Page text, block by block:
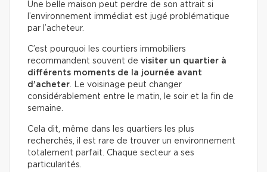
Une belle maison peut perdre de son attrait si
l’environnement immédiat est jugé problématique
par l’acheteur.
C’est pourquoi les courtiers immobiliers
recommandent souvent de visiter un quartier à
différents moments de la journée avant
d’acheter. Le voisinage peut changer
considérablement entre le matin, le soir et la fin de
semaine.
Cela dit, même dans les quartiers les plus
recherchés, il est rare de trouver un environnement
totalement parfait. Chaque secteur a ses
particularités.